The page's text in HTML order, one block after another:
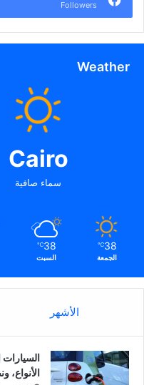
Followers
Weather
Cairo
سماء صافية
38
℃
الجمعة
38
℃
السبت
الأشهر
السيارات
الأنواع،